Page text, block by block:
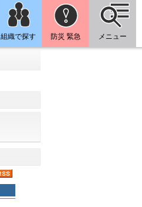
組織で探す 防災 緊急 メニュー